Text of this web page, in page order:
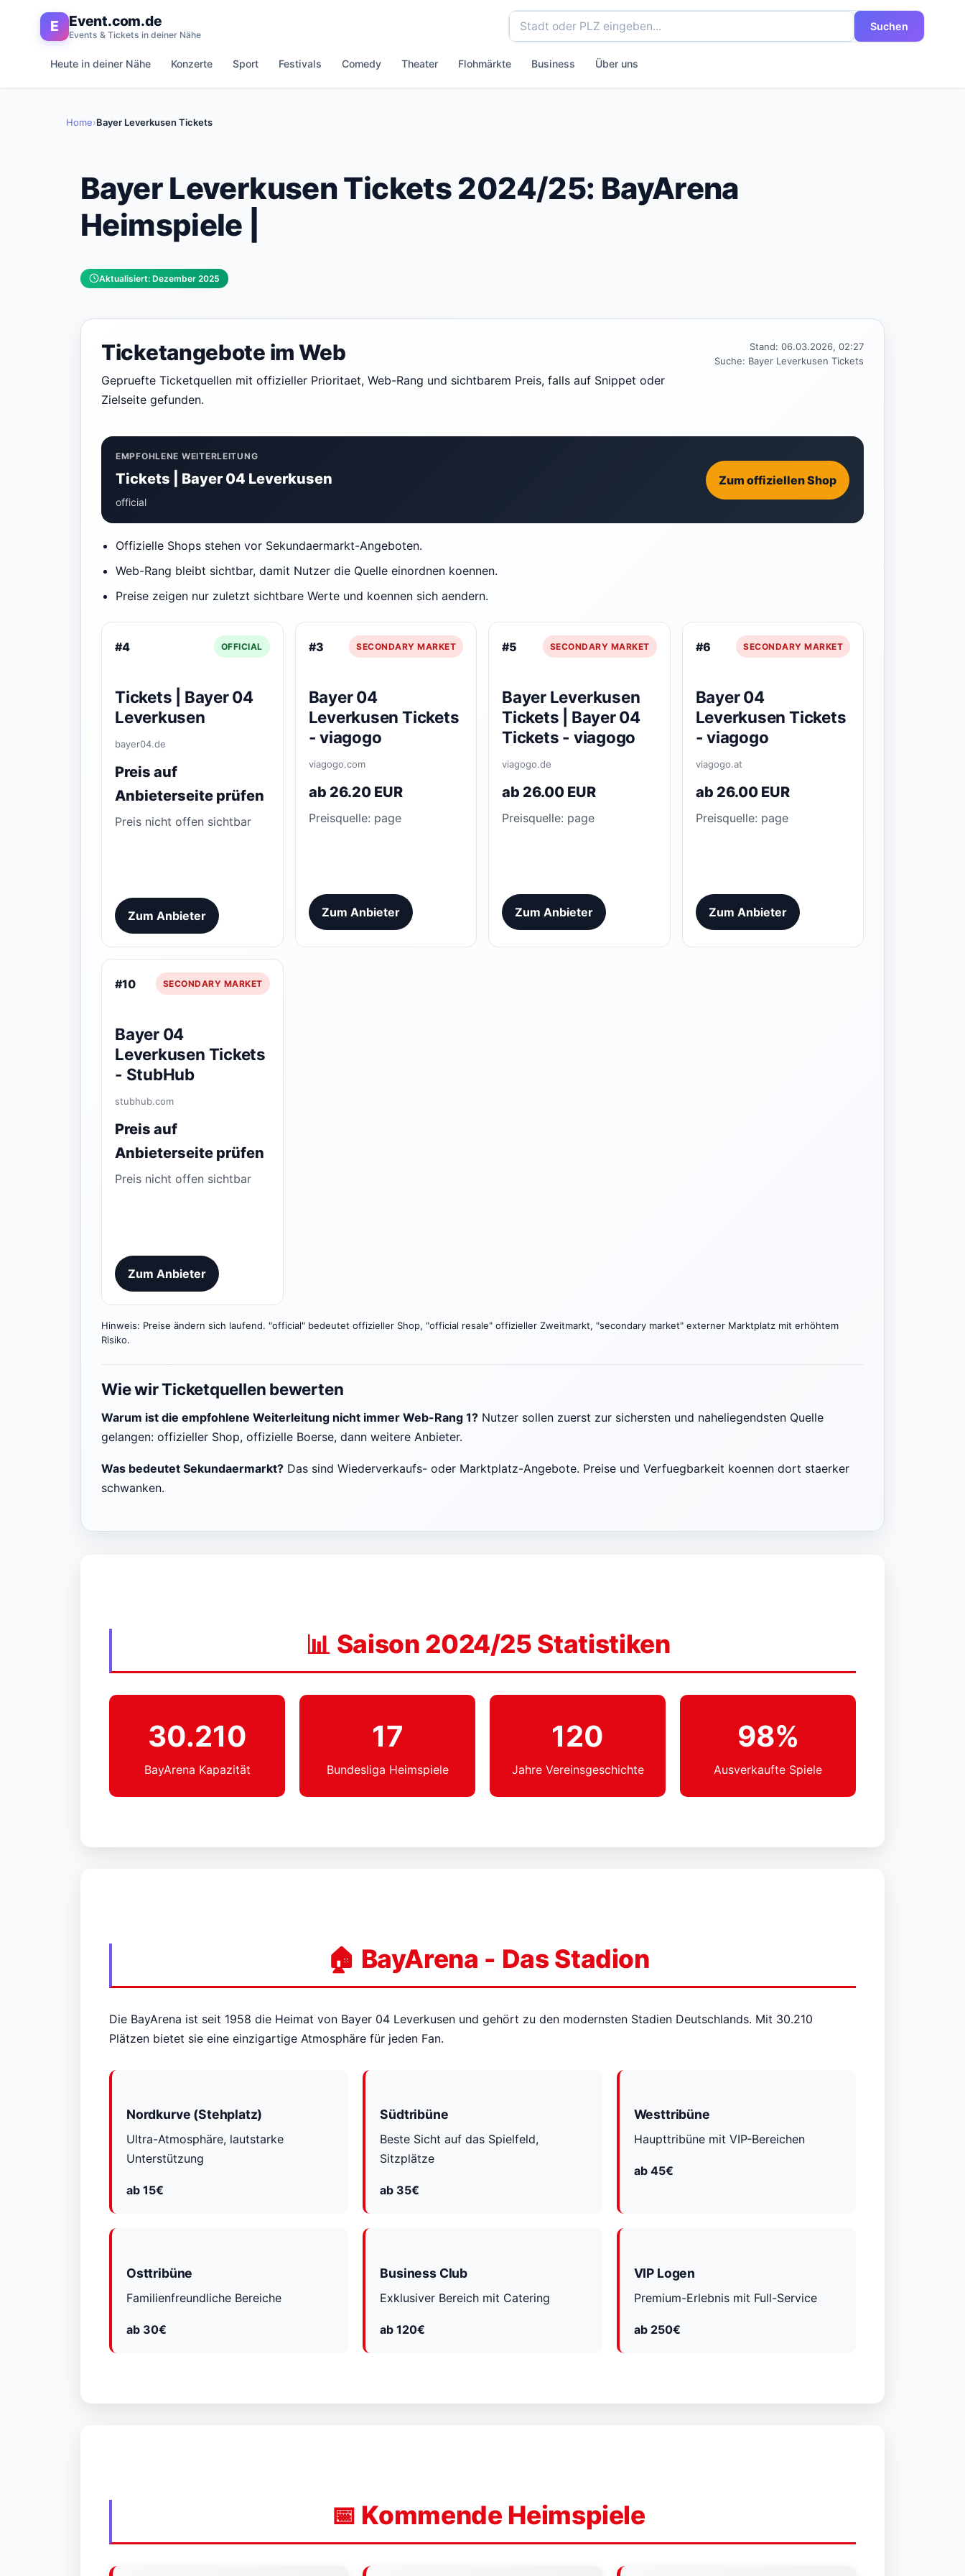
E Event.com.de
Events & Tickets in deiner Nähe
Suchen
Heute in deiner Nähe Konzerte Sport Festivals Comedy Theater Flohmärkte Business Über uns
Home›Bayer Leverkusen Tickets
Bayer Leverkusen Tickets 2024/25: BayArena
Heimspiele |
Aktualisiert: Dezember 2025
Ticketangebote im Web
Gepruefte Ticketquellen mit offizieller Prioritaet, Web-Rang und sichtbarem Preis, falls auf Snippet oder
Zielseite gefunden.
Stand: 06.03.2026, 02:27
Suche: Bayer Leverkusen Tickets
EMPFOHLENE WEITERLEITUNG
Tickets | Bayer 04 Leverkusen
official
Zum offiziellen Shop
Offizielle Shops stehen vor Sekundaermarkt-Angeboten.
Web-Rang bleibt sichtbar, damit Nutzer die Quelle einordnen koennen.
Preise zeigen nur zuletzt sichtbare Werte und koennen sich aendern.
#4 OFFICIAL
Tickets | Bayer 04
Leverkusen
bayer04.de
Preis auf
Anbieterseite prüfen
Preis nicht offen sichtbar
Zum Anbieter
#3 SECONDARY MARKET
Bayer 04
Leverkusen Tickets
- viagogo
viagogo.com
ab 26.20 EUR
Preisquelle: page
Zum Anbieter
#5 SECONDARY MARKET
Bayer Leverkusen
Tickets | Bayer 04
Tickets - viagogo
viagogo.de
ab 26.00 EUR
Preisquelle: page
Zum Anbieter
#6 SECONDARY MARKET
Bayer 04
Leverkusen Tickets
- viagogo
viagogo.at
ab 26.00 EUR
Preisquelle: page
Zum Anbieter
#10 SECONDARY MARKET
Bayer 04
Leverkusen Tickets
- StubHub
stubhub.com
Preis auf
Anbieterseite prüfen
Preis nicht offen sichtbar
Zum Anbieter
Hinweis: Preise ändern sich laufend. "official" bedeutet offizieller Shop, "official resale" offizieller Zweitmarkt, "secondary market" externer Marktplatz mit erhöhtem
Risiko.
Wie wir Ticketquellen bewerten
Warum ist die empfohlene Weiterleitung nicht immer Web-Rang 1? Nutzer sollen zuerst zur sichersten und naheliegendsten Quelle
gelangen: offizieller Shop, offizielle Boerse, dann weitere Anbieter.
Was bedeutet Sekundaermarkt? Das sind Wiederverkaufs- oder Marktplatz-Angebote. Preise und Verfuegbarkeit koennen dort staerker
schwanken.
📊 Saison 2024/25 Statistiken
30.210
BayArena Kapazität
17
Bundesliga Heimspiele
120
Jahre Vereinsgeschichte
98%
Ausverkaufte Spiele
🏠 BayArena - Das Stadion
Die BayArena ist seit 1958 die Heimat von Bayer 04 Leverkusen und gehört zu den modernsten Stadien Deutschlands. Mit 30.210
Plätzen bietet sie eine einzigartige Atmosphäre für jeden Fan.
Nordkurve (Stehplatz)
Ultra-Atmosphäre, lautstarke
Unterstützung
ab 15€
Südtribüne
Beste Sicht auf das Spielfeld,
Sitzplätze
ab 35€
Westtribüne
Haupttribüne mit VIP-Bereichen
ab 45€
Osttribüne
Familienfreundliche Bereiche
ab 30€
Business Club
Exklusiver Bereich mit Catering
ab 120€
VIP Logen
Premium-Erlebnis mit Full-Service
ab 250€
📅 Kommende Heimspiele